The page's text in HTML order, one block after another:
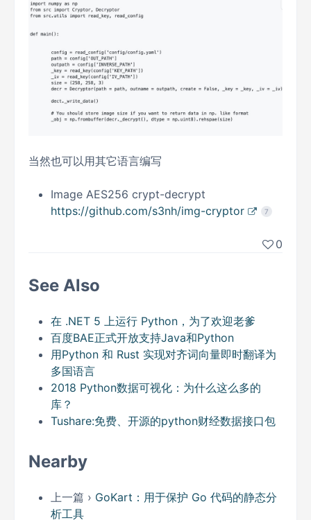
当然也可以用其它语言编写
Image AES256 crypt-decrypt
https://github.com/s3nh/img-cryptor
7
0
See Also
在 .NET 5 上运行 Python，为了欢迎老爹
百度BAE正式开放支持Java和Python
用Python 和 Rust 实现对齐词向量即时翻译为
多国语言
2018 Python数据可视化：为什么这么多的
库？
Tushare:免费、开源的python财经数据接口包
Nearby
上一篇 › GoKart：用于保护 Go 代码的静态分
析工具